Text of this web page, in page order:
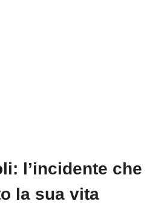
l’incidente che
la sua vita